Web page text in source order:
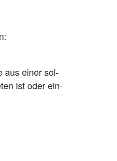
aus einer sol­
ist oder ein­